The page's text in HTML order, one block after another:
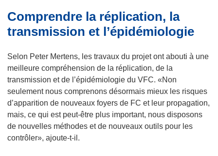
l
f
n
ê
t
r
e
)
n
r
e
)
e
o
v
e
l
l
e
f
e
Comprendre la réplication, la
transmission et l’épidémiologie
Selon Peter Mertens, les travaux du projet ont abouti à une
meilleure compréhension de la réplication, de la
transmission et de l’épidémiologie du VFC. «Non
seulement nous comprenons désormais mieux les risques
d’apparition de nouveaux foyers de FC et leur propagation,
mais, ce qui est peut-être plus important, nous disposons
de nouvelles méthodes et de nouveaux outils pour les
contrôler», ajoute-t-il.